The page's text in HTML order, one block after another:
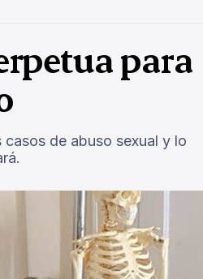
para
de abuso sexual y lo